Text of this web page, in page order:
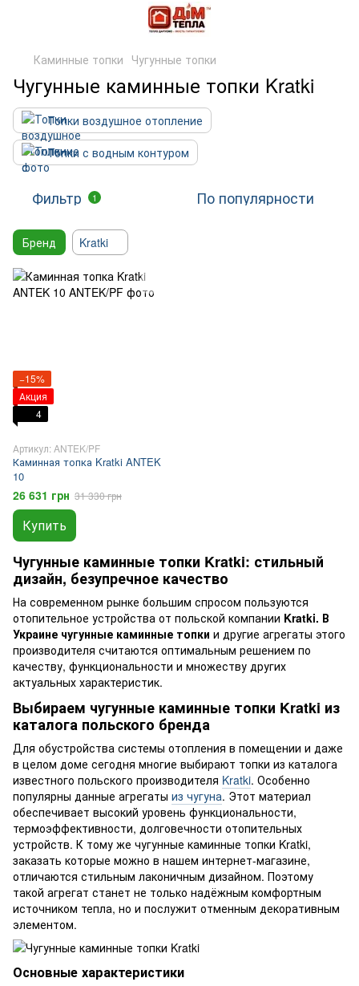
Каминные топки Чугунные топки
Чугунные каминные топки Kratki
Топки воздушное отопление
Топки с водным контуром
Фильтр 1 По популярности
Бренд Kratki
−15%
Акция
4
Артикул: ANTEK/PF
Каминная топка Kratki ANTEK
10
26 631 грн 31 330 грн
Купить
Чугунные каминные топки Kratki: стильный
дизайн, безупречное качество
На современном рынке большим спросом пользуются
отопительное устройства от польской компании Kratki. В
Украине чугунные каминные топки и другие агрегаты этого
производителя считаются оптимальным решением по
качеству, функциональности и множеству других
актуальных характеристик.
Выбираем чугунные каминные топки Kratki из
каталога польского бренда
Для обустройства системы отопления в помещении и даже
в целом доме сегодня многие выбирают топки из каталога
известного польского производителя Kratki. Особенно
популярны данные агрегаты из чугуна. Этот материал
обеспечивает высокий уровень функциональности,
термоэффективности, долговечности отопительных
устройств. К тому же чугунные каминные топки Kratki,
заказать которые можно в нашем интернет-магазине,
отличаются стильным лаконичным дизайном. Поэтому
такой агрегат станет не только надёжным комфортным
источником тепла, но и послужит отменным декоративным
элементом.
Основные характеристики